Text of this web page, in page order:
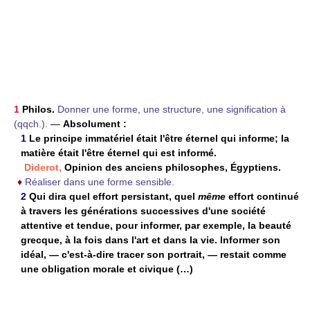
1 Philos. Donner une forme, une structure, une signification à
(qqch.). — Absolument :
1 Le principe immatériel était l'être éternel qui informe; la
matière était l'être éternel qui est informé.
Diderot, Opinion des anciens philosophes, Égyptiens.
♦ Réaliser dans une forme sensible.
2 Qui dira quel effort persistant, quel même effort continué
à travers les générations successives d'une société
attentive et tendue, pour informer, par exemple, la beauté
grecque, à la fois dans l'art et dans la vie. Informer son
idéal, — c'est-à-dire tracer son portrait, — restait comme
une obligation morale et civique (…)